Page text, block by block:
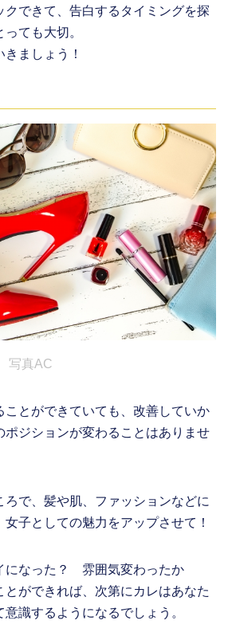
クできて、告白するタイミングを探
ても大切。
ましょう！
写真AC
ことができていても、改善していか
ポジションが変わることはありませ
ろで、髪や肌、ファッションなどに
子としての魅力をアップさせて！
になった？ 雰囲気変わったか
とができれば、次第にカレはあなた
識するようになるでしょう。